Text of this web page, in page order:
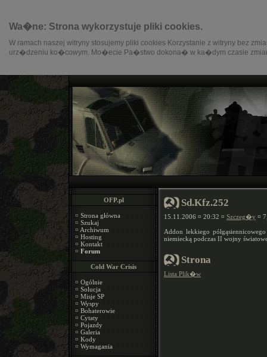
Wa�ne: Strona wykorzystuje pliki cookies.
W ramach naszej witryny stosujemy pliki cookies Korzystanie z witryny bez
urz�dzeniu ko�cowym. Mo�ecie Pa�stwo dokona� w ka�dym czasie
OFP.pl
¤ Strona główna
¤ Szukaj
¤ Archiwum
¤ Hosting
¤ Kontakt
¤ Forum
Cold War Crisis
¤ Ogólnie
¤ Solucja
¤ Misje SP
¤ Wyspy
¤ Bohaterowie
¤ Cytaty
¤ Pojazdy
¤ Galeria
¤ Kody
¤ Wymagania
Sd.Kfz.252
15.11.2006 ¤ 20:32 ¤ Szczeg�y ¤
Addon lekkiego
niemiecką podczas II wojny
Strona
Lista Plik�w